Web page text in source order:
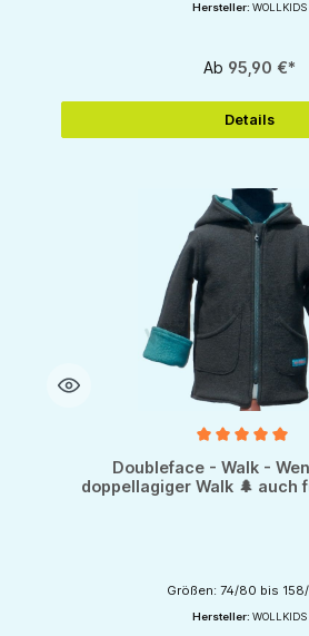
Hersteller: WOLLKIDS
Ab 95,90 €*
Details
Doubleface - Walk -
doppellagiger Walk 🌲 auch
Größen: 74/80 bis
Hersteller: WOLLKIDS